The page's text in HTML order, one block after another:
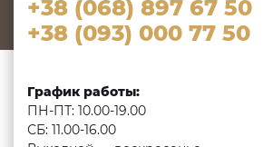
+38 (068) 897 67 50
+38 (093) 000 77 50
График работы:
ПН-ПТ: 10.00-19.00
СБ: 11.00-16.00